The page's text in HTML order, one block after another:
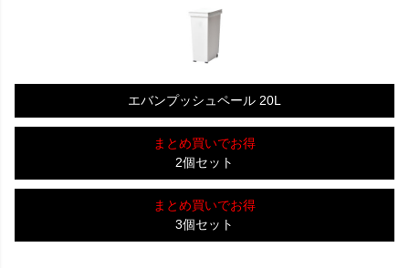
エバンプッシュペール 20L
まとめ買いでお得
2個セット
まとめ買いでお得
3個セット